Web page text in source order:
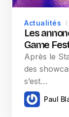
Actualités
Les
Game
Après le
des
s’est…
Paul